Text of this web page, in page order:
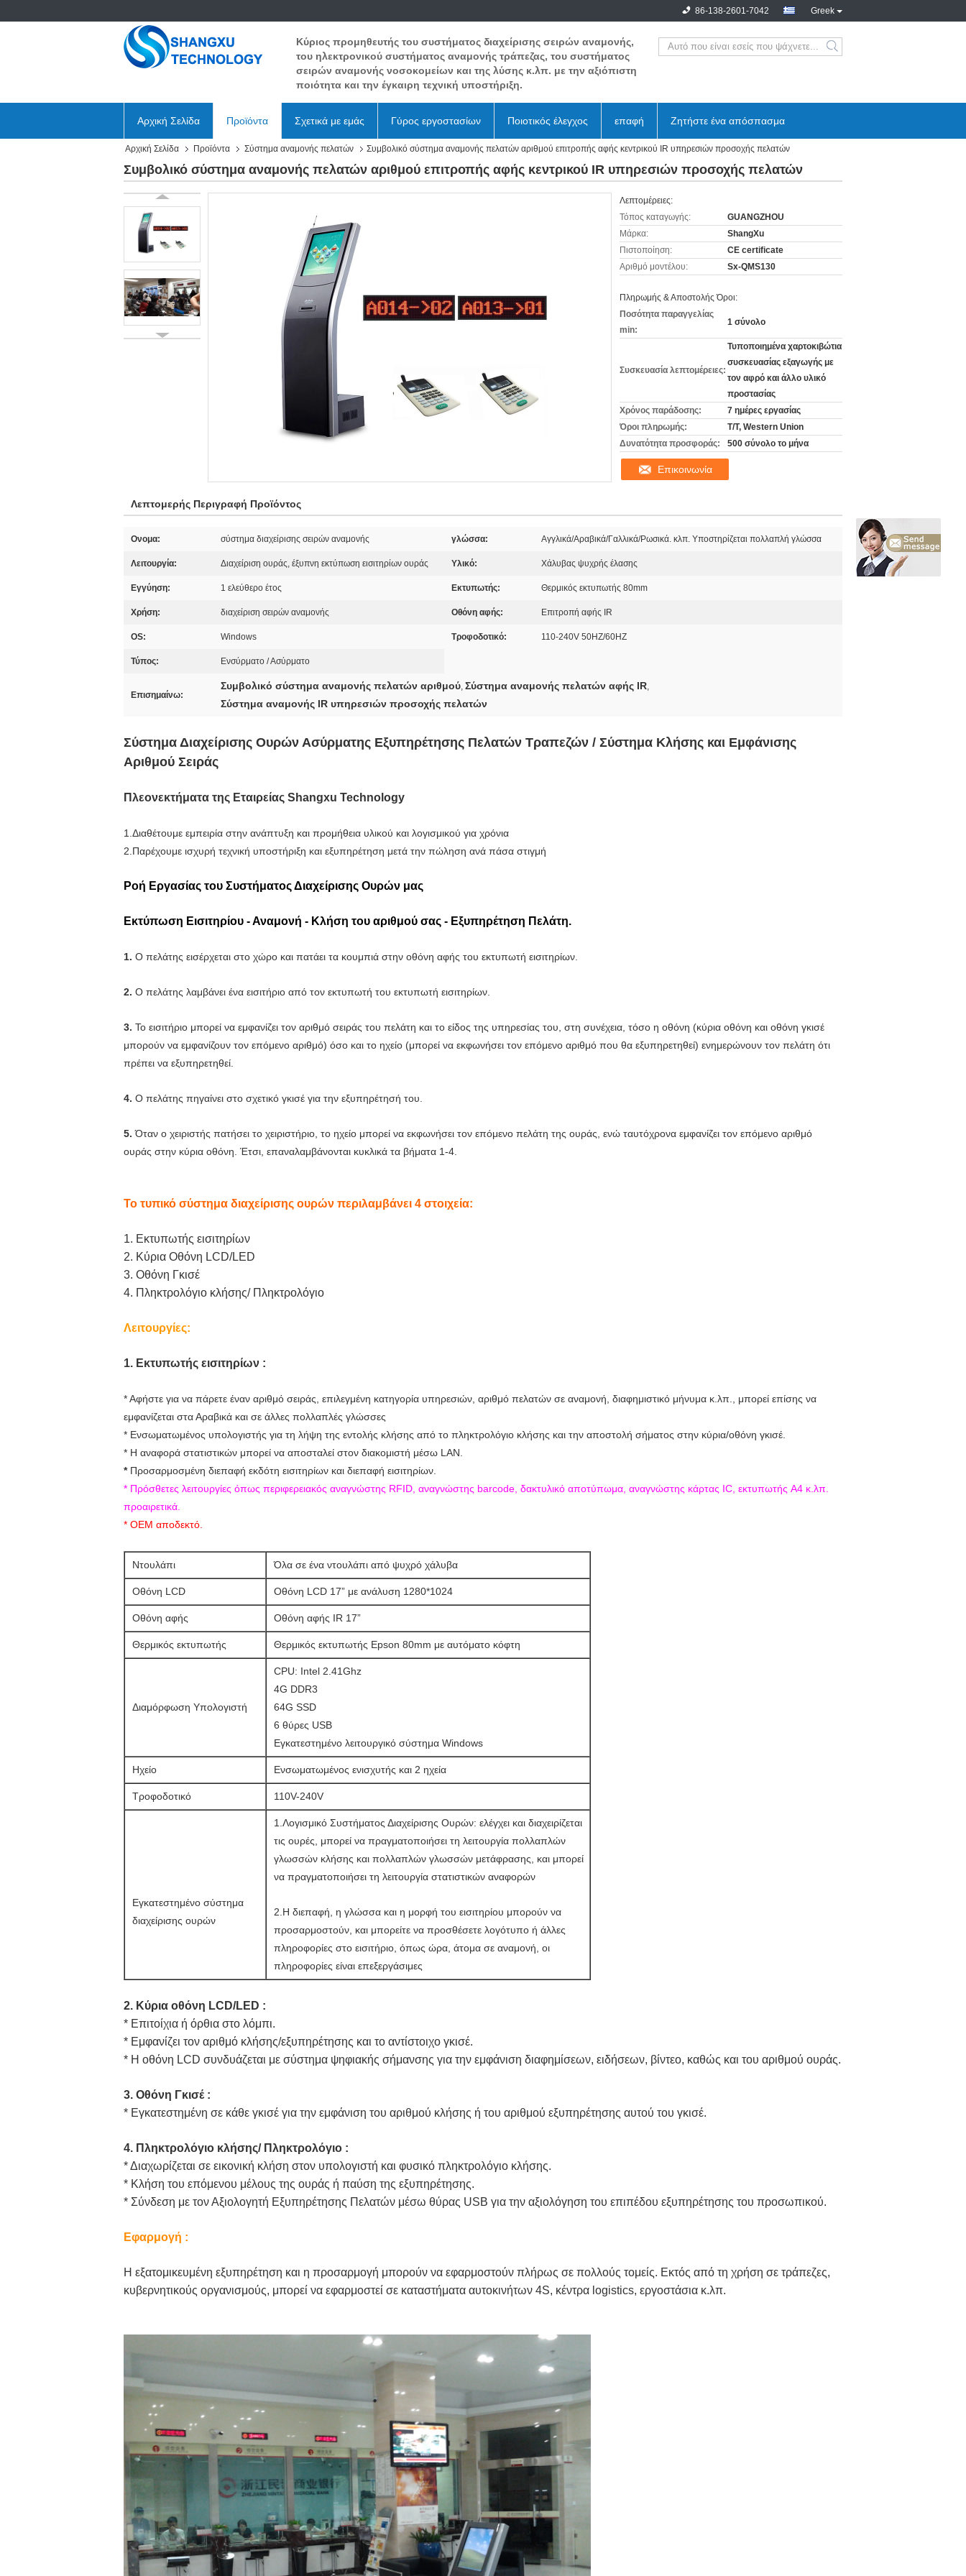
Greek
86-138-2601-7042
Κύριος προμηθευτής του συστήματος διαχείρισης σειρών αναμονής,
του ηλεκτρονικού συστήματος αναμονής τράπεζας, του συστήματος
σειρών αναμονής νοσοκομείων και της λύσης κ.λπ. με την αξιόπιστη
ποιότητα και την έγκαιρη τεχνική υποστήριξη.
Αρχική Σελίδα Προϊόντα Σχετικά με εμάς Γύρος εργοστασίων Ποιοτικός έλεγχος επαφή Ζητήστε ένα απόσπασμα
Αρχική Σελίδα Προϊόντα Σύστημα αναμονής πελατών Συμβολικό σύστημα αναμονής πελατών αριθμού επιτροπής αφής κεντρικού IR υπηρεσιών προσοχής πελατών
Συμβολικό σύστημα αναμονής πελατών αριθμού επιτροπής αφής κεντρικού IR υπηρεσιών προσοχής πελατών
Λεπτομέρειες:
Τόπος καταγωγής:
GUANGZHOU
Μάρκα:
ShangXu
Πιστοποίηση:
CE certificate
Αριθμό μοντέλου:
Sx-QMS130
Πληρωμής & Αποστολής Όροι:
Ποσότητα παραγγελίας
min:
1 σύνολο
Συσκευασία λεπτομέρειες:
Τυποποιημένα χαρτοκιβώτια
συσκευασίας εξαγωγής με
τον αφρό και άλλο υλικό
προστασίας
Χρόνος παράδοσης:
7 ημέρες εργασίας
Όροι πληρωμής:
T/T, Western Union
Δυνατότητα προσφοράς:
500 σύνολο το μήνα
Επικοινωνία
Λεπτομερής Περιγραφή Προϊόντος
Ονομα: σύστημα διαχείρισης σειρών αναμονής γλώσσα: Αγγλικά/Αραβικά/Γαλλικά/Ρωσικά. κλπ. Υποστηρίζεται πολλαπλή γλώσσα
Λειτουργία: Διαχείριση ουράς, έξυπνη εκτύπωση εισιτηρίων ουράς Υλικό: Χάλυβας ψυχρής έλασης
Εγγύηση: 1 ελεύθερο έτος Εκτυπωτής: Θερμικός εκτυπωτής 80mm
Χρήση: διαχείριση σειρών αναμονής Οθόνη αφής: Επιτροπή αφής IR
OS: Windows Τροφοδοτικό: 110-240V 50HZ/60HZ
Τύπος: Ενσύρματο / Ασύρματο
Επισημαίνω:
Συμβολικό σύστημα αναμονής πελατών αριθμού, Σύστημα αναμονής πελατών αφής IR,
Σύστημα αναμονής IR υπηρεσιών προσοχής πελατών
Σύστημα Διαχείρισης Ουρών Ασύρματης Εξυπηρέτησης Πελατών Τραπεζών / Σύστημα Κλήσης και Εμφάνισης
Αριθμού Σειράς
Πλεονεκτήματα της Εταιρείας Shangxu Technology
1.Διαθέτουμε εμπειρία στην ανάπτυξη και προμήθεια υλικού και λογισμικού για χρόνια
2.Παρέχουμε ισχυρή τεχνική υποστήριξη και εξυπηρέτηση μετά την πώληση ανά πάσα στιγμή
Ροή Εργασίας του Συστήματος Διαχείρισης Ουρών μας
Εκτύπωση Εισιτηρίου - Αναμονή - Κλήση του αριθμού σας - Εξυπηρέτηση Πελάτη.
1. Ο πελάτης εισέρχεται στο χώρο και πατάει τα κουμπιά στην οθόνη αφής του εκτυπωτή εισιτηρίων.
2. Ο πελάτης λαμβάνει ένα εισιτήριο από τον εκτυπωτή του εκτυπωτή εισιτηρίων.
3. Το εισιτήριο μπορεί να εμφανίζει τον αριθμό σειράς του πελάτη και το είδος της υπηρεσίας του, στη συνέχεια, τόσο η οθόνη (κύρια οθόνη και οθόνη γκισέ
μπορούν να εμφανίζουν τον επόμενο αριθμό) όσο και το ηχείο (μπορεί να εκφωνήσει τον επόμενο αριθμό που θα εξυπηρετηθεί) ενημερώνουν τον πελάτη ότι
πρέπει να εξυπηρετηθεί.
4. Ο πελάτης πηγαίνει στο σχετικό γκισέ για την εξυπηρέτησή του.
5. Όταν ο χειριστής πατήσει το χειριστήριο, το ηχείο μπορεί να εκφωνήσει τον επόμενο πελάτη της ουράς, ενώ ταυτόχρονα εμφανίζει τον επόμενο αριθμό
ουράς στην κύρια οθόνη. Έτσι, επαναλαμβάνονται κυκλικά τα βήματα 1-4.
Το τυπικό σύστημα διαχείρισης ουρών περιλαμβάνει 4 στοιχεία:
1. Εκτυπωτής εισιτηρίων
2. Κύρια Οθόνη LCD/LED
3. Οθόνη Γκισέ
4. Πληκτρολόγιο κλήσης/ Πληκτρολόγιο
Λειτουργίες:
1. Εκτυπωτής εισιτηρίων :
* Αφήστε για να πάρετε έναν αριθμό σειράς, επιλεγμένη κατηγορία υπηρεσιών, αριθμό πελατών σε αναμονή, διαφημιστικό μήνυμα κ.λπ., μπορεί επίσης να
εμφανίζεται στα Αραβικά και σε άλλες πολλαπλές γλώσσες
* Ενσωματωμένος υπολογιστής για τη λήψη της εντολής κλήσης από το πληκτρολόγιο κλήσης και την αποστολή σήματος στην κύρια/οθόνη γκισέ.
* Η αναφορά στατιστικών μπορεί να αποσταλεί στον διακομιστή μέσω LAN.
*Προσαρμοσμένη διεπαφή εκδότη εισιτηρίων και διεπαφή εισιτηρίων.
* Πρόσθετες λειτουργίες όπως περιφερειακός αναγνώστης RFID, αναγνώστης barcode, δακτυλικό αποτύπωμα, αναγνώστης κάρτας IC, εκτυπωτής A4 κ.λπ.
προαιρετικά.
* OEM αποδεκτό.
Ντουλάπι Όλα σε ένα ντουλάπι από ψυχρό χάλυβα
Οθόνη LCD Οθόνη LCD 17” με ανάλυση 1280*1024
Οθόνη αφής Οθόνη αφής IR 17”
Θερμικός εκτυπωτής Θερμικός εκτυπωτής Epson 80mm με αυτόματο κόφτη
Διαμόρφωση Υπολογιστή
CPU: Intel 2.41Ghz
4G DDR3
64G SSD
6 θύρες USB
Εγκατεστημένο λειτουργικό σύστημα Windows
Ηχείο Ενσωματωμένος ενισχυτής και 2 ηχεία
Τροφοδοτικό 110V-240V
Εγκατεστημένο σύστημα
διαχείρισης ουρών
1.Λογισμικό Συστήματος Διαχείρισης Ουρών: ελέγχει και διαχειρίζεται
τις ουρές, μπορεί να πραγματοποιήσει τη λειτουργία πολλαπλών
γλωσσών κλήσης και πολλαπλών γλωσσών μετάφρασης, και μπορεί
να πραγματοποιήσει τη λειτουργία στατιστικών αναφορών
2.Η διεπαφή, η γλώσσα και η μορφή του εισιτηρίου μπορούν να
προσαρμοστούν, και μπορείτε να προσθέσετε λογότυπο ή άλλες
πληροφορίες στο εισιτήριο, όπως ώρα, άτομα σε αναμονή, οι
πληροφορίες είναι επεξεργάσιμες
2. Κύρια οθόνη LCD/LED :
* Επιτοίχια ή όρθια στο λόμπι.
* Εμφανίζει τον αριθμό κλήσης/εξυπηρέτησης και το αντίστοιχο γκισέ.
* Η οθόνη LCD συνδυάζεται με σύστημα ψηφιακής σήμανσης για την εμφάνιση διαφημίσεων, ειδήσεων, βίντεο, καθώς και του αριθμού ουράς.
3. Οθόνη Γκισέ :
* Εγκατεστημένη σε κάθε γκισέ για την εμφάνιση του αριθμού κλήσης ή του αριθμού εξυπηρέτησης αυτού του γκισέ.
4. Πληκτρολόγιο κλήσης/ Πληκτρολόγιο :
* Διαχωρίζεται σε εικονική κλήση στον υπολογιστή και φυσικό πληκτρολόγιο κλήσης.
* Κλήση του επόμενου μέλους της ουράς ή παύση της εξυπηρέτησης.
* Σύνδεση με τον Αξιολογητή Εξυπηρέτησης Πελατών μέσω θύρας USB για την αξιολόγηση του επιπέδου εξυπηρέτησης του προσωπικού.
Εφαρμογή :
Η εξατομικευμένη εξυπηρέτηση και η προσαρμογή μπορούν να εφαρμοστούν πλήρως σε πολλούς τομείς. Εκτός από τη χρήση σε τράπεζες,
κυβερνητικούς οργανισμούς, μπορεί να εφαρμοστεί σε καταστήματα αυτοκινήτων 4S, κέντρα logistics, εργοστάσια κ.λπ.